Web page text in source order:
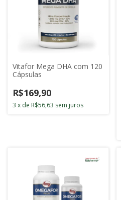
Vitafor Mega DHA com 120
Cápsulas
R$169,90
3 x de R$56,63 sem juros